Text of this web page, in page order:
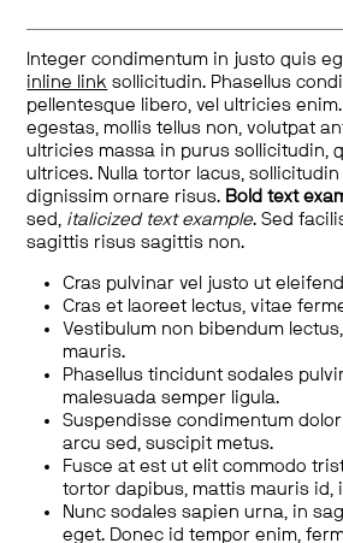
Integer condimentum in justo quis
inline link sollicitudin. Phasellus
pellentesque libero, vel ultricies
egestas, mollis tellus non, volutpat
ultricies massa in purus sollicitudin,
ultrices. Nulla tortor lacus,
dignissim ornare risus. Bold text
sed, italicized text example. Sed
sagittis risus sagittis non.
Cras pulvinar vel justo ut
Cras et laoreet lectus, vitae
Vestibulum non bibendum
mauris.
Phasellus tincidunt sodales
malesuada semper ligula.
Suspendisse condimentum
arcu sed, suscipit metus.
Fusce at est ut elit commodo
tortor dapibus, mattis mauris id,
Nunc sodales sapien urna, in
eget. Donec id tempor enim,